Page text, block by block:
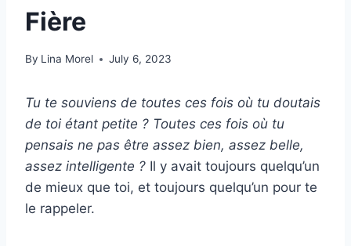
Fière
By Lina Morel July 6, 2023
Tu te souviens de toutes ces fois où tu doutais
de toi étant petite ? Toutes ces fois où tu
pensais ne pas être assez bien, assez belle,
assez intelligente ? Il y avait toujours quelqu’un
de mieux que toi, et toujours quelqu’un pour te
le rappeler.